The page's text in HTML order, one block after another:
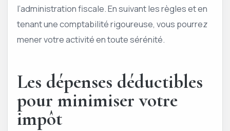
l’administration fiscale. En suivant les règles et en
tenant une comptabilité rigoureuse, vous pourrez
mener votre activité en toute sérénité.
Les dépenses déductibles
pour minimiser votre
impôt